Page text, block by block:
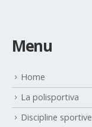
Menu
Home
La polisportiva
Discipline sportive